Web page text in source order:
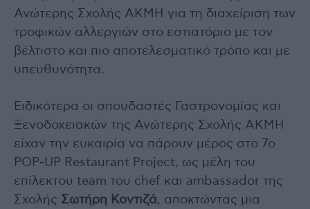
Ανώτερης Σχολής ΑΚΜΗ για τη διαχείριση των
τροφικών αλλεργιών στο εστιατόριο με τον
βέλτιστο και πιο αποτελεσματικό τρόπο και με
υπευθυνότητα.
Ειδικότερα οι σπουδαστές Γαστρονομίας και
Ξενοδοχειακών της Ανώτερης Σχολής ΑΚΜΗ
είχαν την ευκαιρία να πάρουν μέρος στο 7ο
POP-UP Restaurant Project, ως μέλη του
επίλεκτου team του chef και ambassador της
Σχολής Σωτήρη Κοντιζά, αποκτώντας μια